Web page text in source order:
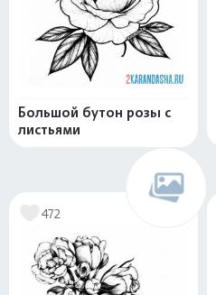
Большой бутон розы с
листьями
472